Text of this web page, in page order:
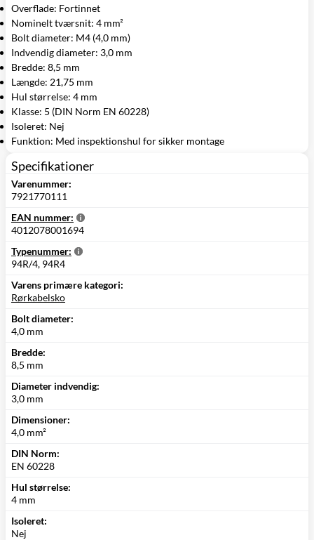
Overflade: Fortinnet
Nominelt tværsnit: 4 mm²
Bolt diameter: M4 (4,0 mm)
Indvendig diameter: 3,0 mm
Bredde: 8,5 mm
Længde: 21,75 mm
Hul størrelse: 4 mm
Klasse: 5 (DIN Norm EN 60228)
Isoleret: Nej
Funktion: Med inspektionshul for sikker montage
Specifikationer
Varenummer:
7921770111
EAN nummer:
4012078001694
Typenummer:
94R/4, 94R4
Varens primære kategori:
Rørkabelsko
Bolt diameter:
4,0 mm
Bredde:
8,5 mm
Diameter indvendig:
3,0 mm
Dimensioner:
4,0 mm²
DIN Norm:
EN 60228
Hul størrelse:
4 mm
Isoleret:
Nej